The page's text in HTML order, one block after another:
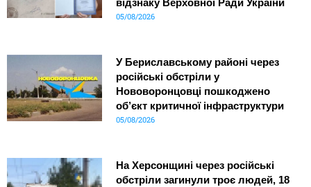
відзнаку Верховної Ради України
05/08/2026
У Бериславському районі через
російські обстріли у
Нововоронцовці пошкоджено
об’єкт критичної інфраструктури
05/08/2026
На Херсонщині через російські
обстріли загинули троє людей, 18